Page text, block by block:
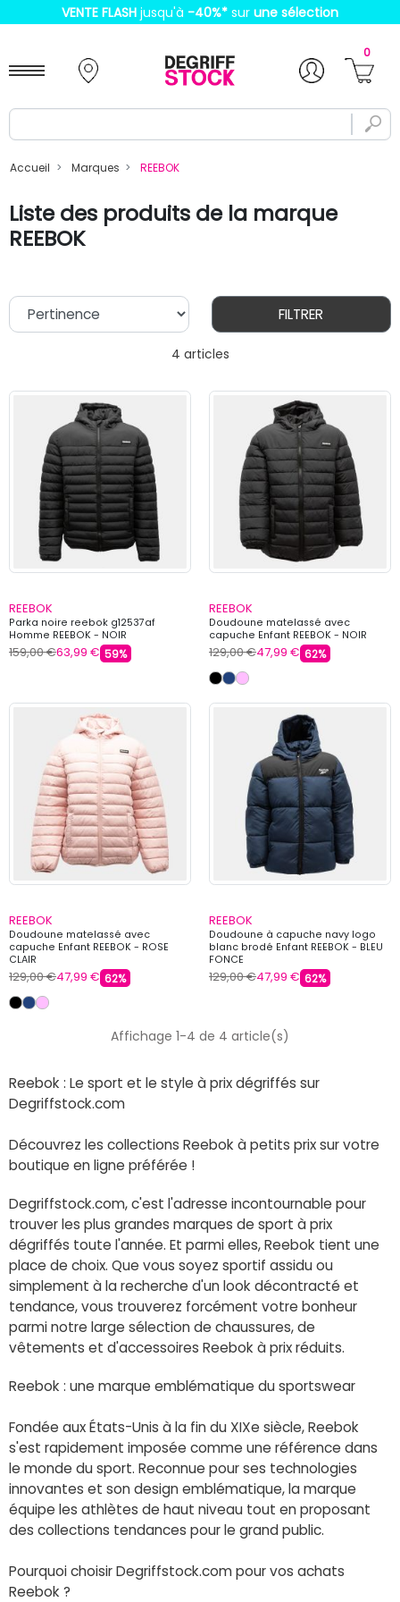
VENTE FLASH jusqu'à -40%* sur une sélection
0
Accueil Marques REEBOK
Liste des produits de la marque
REEBOK
4 articles
FILTRER
REEBOK
Parka noire reebok g12537af
Homme REEBOK - NOIR
159,00 €63,99 € 59%
REEBOK
Doudoune matelassé avec
capuche Enfant REEBOK - NOIR
129,00 €47,99 € 62%
REEBOK
Doudoune matelassé avec
capuche Enfant REEBOK - ROSE
CLAIR
129,00 €47,99 € 62%
REEBOK
Doudoune à capuche navy logo
blanc brodé Enfant REEBOK - BLEU
FONCE
129,00 €47,99 € 62%
Affichage 1-4 de 4 article(s)
Reebok : Le sport et le style à prix dégriffés sur
Degriffstock.com
Découvrez les collections Reebok à petits prix sur votre
boutique en ligne préférée !
Degriffstock.com, c'est l'adresse incontournable pour
trouver les plus grandes marques de sport à prix
dégriffés toute l'année. Et parmi elles, Reebok tient une
place de choix. Que vous soyez sportif assidu ou
simplement à la recherche d'un look décontracté et
tendance, vous trouverez forcément votre bonheur
parmi notre large sélection de chaussures, de
vêtements et d'accessoires Reebok à prix réduits.
Reebok : une marque emblématique du sportswear
Fondée aux États-Unis à la fin du XIXe siècle, Reebok
s'est rapidement imposée comme une référence dans
le monde du sport. Reconnue pour ses technologies
innovantes et son design emblématique, la marque
équipe les athlètes de haut niveau tout en proposant
des collections tendances pour le grand public.
Pourquoi choisir Degriffstock.com pour vos achats
Reebok ?